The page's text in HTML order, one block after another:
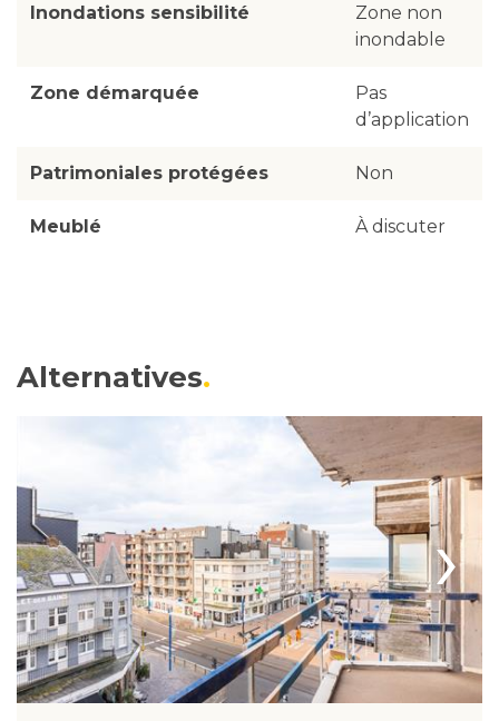
Inondations sensibilité
Zone non
inondable
Zone démarquée
Pas
d’application
Patrimoniales protégées Non
Meublé À discuter
Alternatives
›